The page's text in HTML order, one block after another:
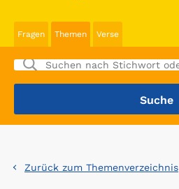
Fragen Themen Verse
Zurück zum Themenverzeichnis